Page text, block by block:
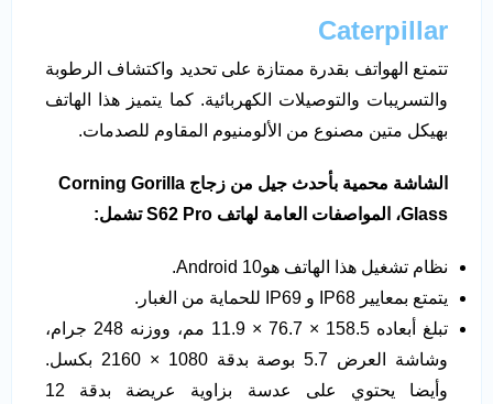
Caterpillar
تتمتع الهواتف بقدرة ممتازة على تحديد واكتشاف الرطوبة
والتسريبات والتوصيلات الكهربائية. كما يتميز هذا الهاتف
بهيكل متين مصنوع من الألومنيوم المقاوم للصدمات.
الشاشة محمية بأحدث جيل من زجاج Corning Gorilla
Glass، المواصفات العامة لهاتف S62 Proتشمل:
نظام تشغيل هذا الهاتف هوAndroid 10.
يتمتع بمعايير IP68 و IP69 للحماية من الغبار.
تبلغ أبعاده 158.5 × 76.7 × 11.9 مم، ووزنه 248 جرام،
وشاشة العرض 5.7 بوصة بدقة 1080 × 2160 بكسل.
وأيضا يحتوي على عدسة بزاوية عريضة بدقة 12